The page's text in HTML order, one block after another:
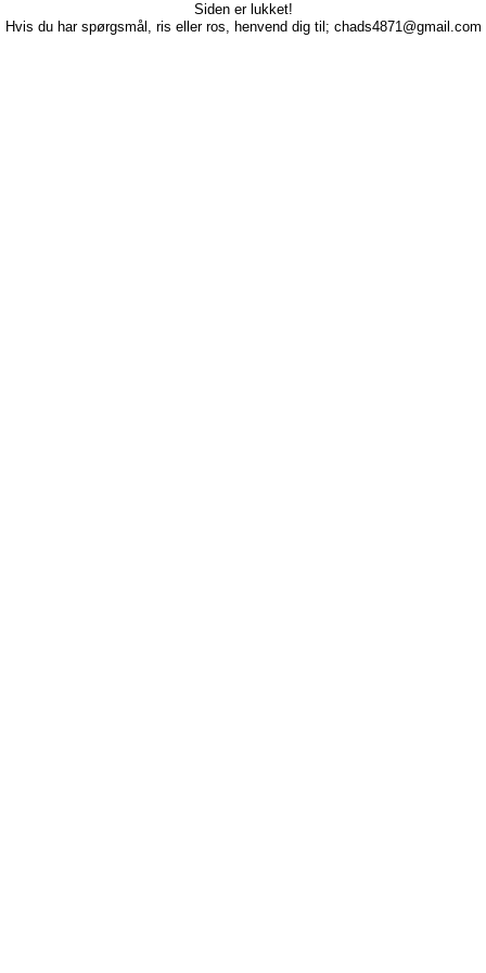
Siden er lukket!
Hvis du har spørgsmål, ris eller ros, henvend dig til; chads4871@gmail.com